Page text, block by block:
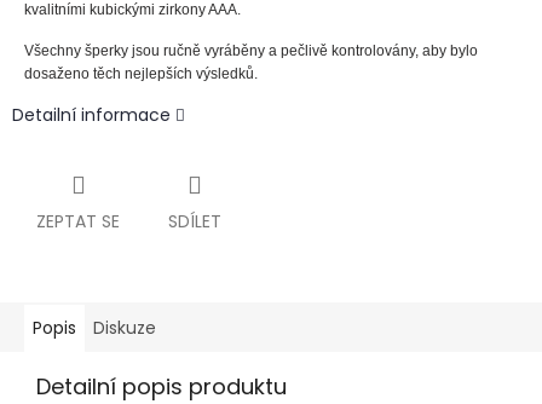
kvalitními kubickými zirkony AAA.
Všechny šperky jsou ručně vyráběny a pečlivě kontrolovány, aby bylo
dosaženo těch nejlepších výsledků.
Detailní informace
ZEPTAT SE SDÍLET
Popis Diskuze
Detailní popis produktu